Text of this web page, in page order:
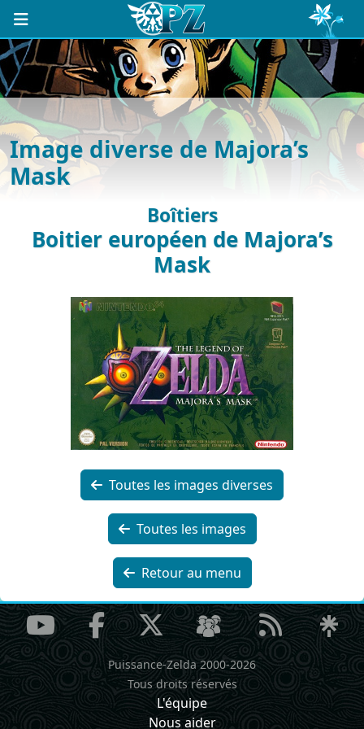
Image diverse de Majora’s
Mask
Boîtiers
Boitier européen de Majora’s
Mask
Toutes les images diverses
Toutes les images
Retour au menu
Puissance-Zelda 2000-2026
Tous droits réservés
L'équipe
Nous aider